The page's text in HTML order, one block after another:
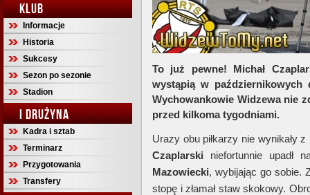
KLUB
Informacje
Historia
Sukcesy
Sezon po sezonie
Stadion
I DRUŻYNA
Kadra i sztab
Terminarz
Przygotowania
Transfery
To już pewne! Michał
wystąpią w październikowych
Wychowankowie Widzewa nie
przed kilkoma tygodniami.
Urazy obu piłkarzy nie wynikały
Czaplarski niefortunnie
Mazowiecki, wybijając go sobie.
stopę i złamał staw skokowy.